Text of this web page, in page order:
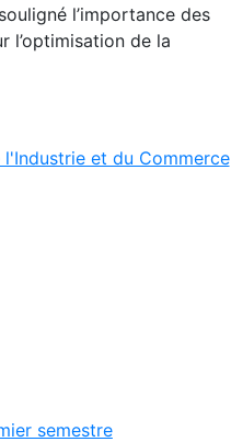
l’importance des
l’optimisation de la
l'Industrie et du Commerce
semestre